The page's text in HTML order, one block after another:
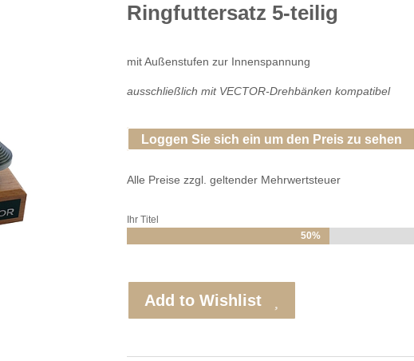
Ringfuttersatz 5-teilig
mit Außenstufen zur Innenspannung
ausschließlich mit VECTOR-Drehbänken kompatibel
Loggen Sie sich ein um den Preis zu sehen
Alle Preise zzgl. geltender Mehrwertsteuer
Ihr Titel
50%
50%
Add to Wishlist